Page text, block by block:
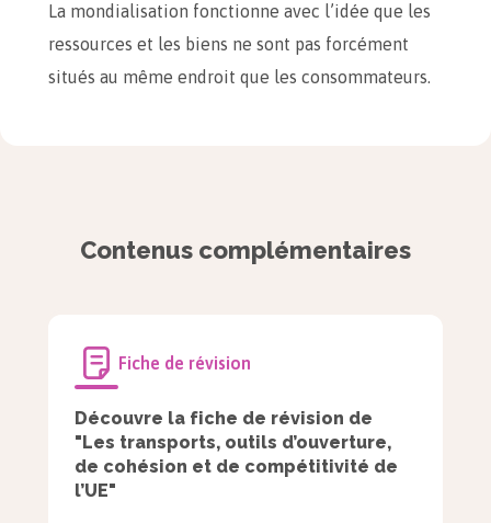
La mondialisation fonctionne avec l’idée que les
ressources et les biens ne sont pas forcément
situés au même endroit que les consommateurs.
Au sein de l’Union européenne, l’axe de
(qui s’étend de Londres à Milan).
Il passe par le bassin de Londres, le Rhin et la
Lombardie. Il se superpose aux anciennes routes
marchandes du Moyen Âge et aux zones les plus
Contenus complémentaires
Fiche de révision
Découvre la fiche de révision de
"Les transports, outils d’ouverture,
de cohésion et de compétitivité de
l’UE"